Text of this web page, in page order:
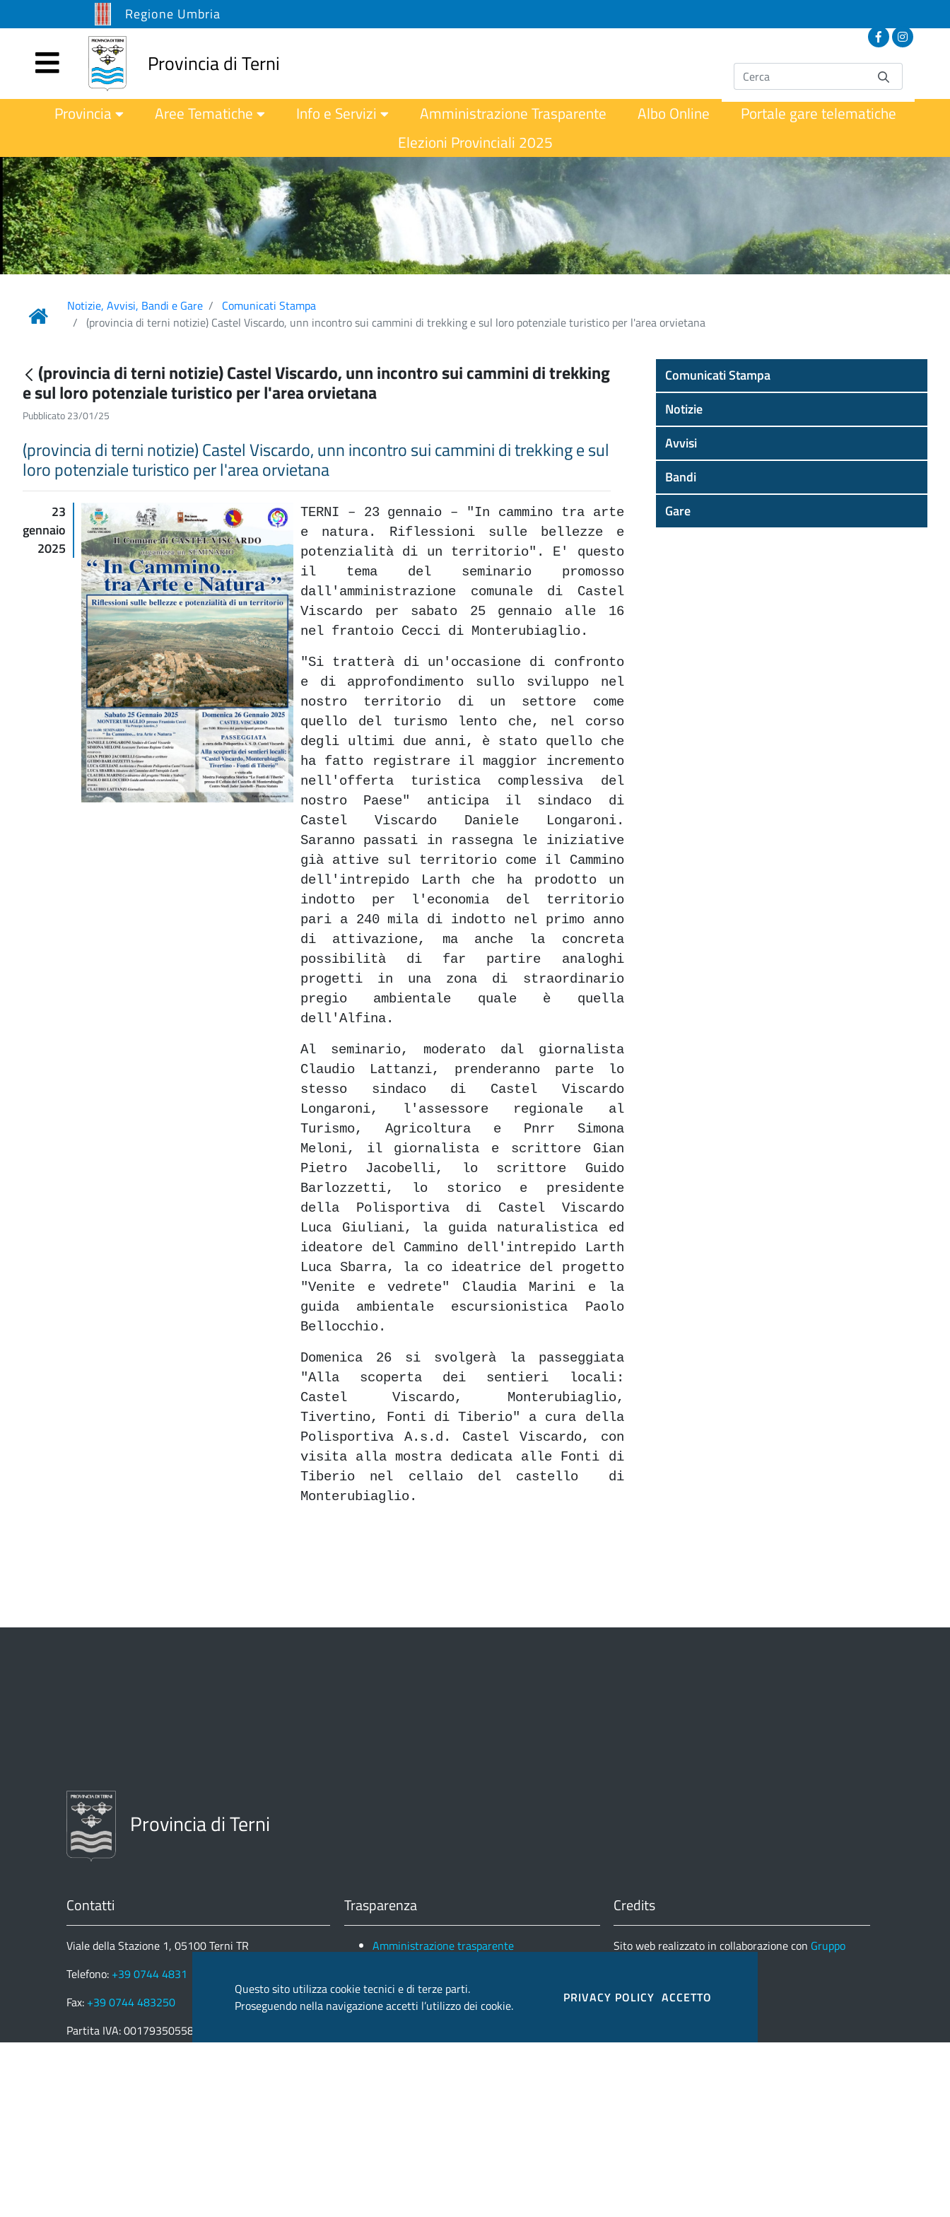
Regione Umbria
Provincia di Terni
Provincia Aree Tematiche Info e Servizi Amministrazione Trasparente Albo Online
Portale gare telematiche
Elezioni Provinciali 2025
Notizie, Avvisi, Bandi e Gare
Comunicati Stampa
(provincia di terni notizie) Castel Viscardo, unn incontro sui cammini di trekking e sul loro potenziale turistico per l'area orvietana
(provincia di terni notizie) Castel Viscardo, unn incontro sui cammini di trekking
e sul loro potenziale turistico per l'area orvietana
Pubblicato 23/01/25
(provincia di terni notizie) Castel Viscardo, unn incontro sui cammini di trekking e sul
loro potenziale turistico per l'area orvietana
23
gennaio
2025
TERNI – 23 gennaio – "In cammino tra arte
e natura. Riflessioni sulle bellezze e
potenzialità di un territorio". E' questo
il tema del seminario promosso
dall'amministrazione comunale di Castel
Viscardo per sabato 25 gennaio alle 16
nel frantoio Cecci di Monterubiaglio.
"Si tratterà di un'occasione di confronto
e di approfondimento sullo sviluppo nel
nostro territorio di un settore come
quello del turismo lento che, nel corso
degli ultimi due anni, è stato quello che
ha fatto registrare il maggior incremento
nell'offerta turistica complessiva del
nostro Paese" anticipa il sindaco di
Castel Viscardo Daniele Longaroni.
Saranno passati in rassegna le iniziative
già attive sul territorio come il Cammino
dell'intrepido Larth che ha prodotto un
indotto per l'economia del territorio
pari a 240 mila di indotto nel primo anno
di attivazione, ma anche la concreta
possibilità di far partire analoghi
progetti in una zona di straordinario
pregio ambientale quale è quella
dell'Alfina.
Al seminario, moderato dal giornalista
Claudio Lattanzi, prenderanno parte lo
stesso sindaco di Castel Viscardo
Longaroni, l'assessore regionale al
Turismo, Agricoltura e Pnrr Simona
Meloni, il giornalista e scrittore Gian
Pietro Jacobelli, lo scrittore Guido
Barlozzetti, lo storico e presidente
della Polisportiva di Castel Viscardo
Luca Giuliani, la guida naturalistica ed
ideatore del Cammino dell'intrepido Larth
Luca Sbarra, la co ideatrice del progetto
"Venite e vedrete" Claudia Marini e la
guida ambientale escursionistica Paolo
Bellocchio.
Domenica 26 si svolgerà la passeggiata
"Alla scoperta dei sentieri locali:
Castel Viscardo, Monterubiaglio,
Tivertino, Fonti di Tiberio" a cura della
Polisportiva A.s.d. Castel Viscardo, con
visita alla mostra dedicata alle Fonti di
Tiberio nel cellaio del castello di
Monterubiaglio.
Comunicati Stampa
Notizie
Avvisi
Bandi
Gare
Provincia di Terni
Contatti
Viale della Stazione 1, 05100 Terni TR
Telefono: +39 0744 4831
Fax: +39 0744 483250
Partita IVA: 00179350558
Trasparenza
Amministrazione trasparente
Credits
Sito web realizzato in collaborazione con Gruppo
Elenco completo credits
Questo sito utilizza cookie tecnici e di terze parti.
Proseguendo nella navigazione accetti l’utilizzo dei cookie.
PRIVACY POLICY ACCETTO